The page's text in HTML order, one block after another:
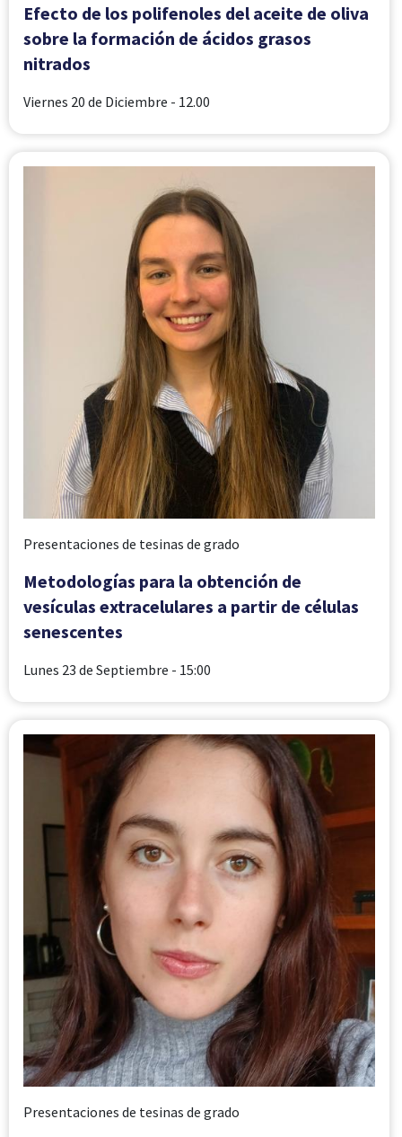
Efecto de los polifenoles del aceite de oliva
sobre la formación de ácidos grasos
nitrados
Viernes 20 de Diciembre - 12.00
Presentaciones de tesinas de grado
Metodologías para la obtención de
vesículas extracelulares a partir de células
senescentes
Lunes 23 de Septiembre - 15:00
Presentaciones de tesinas de grado